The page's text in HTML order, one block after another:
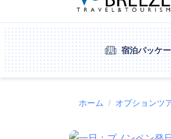
宿泊パッケ
ホーム オプションツ